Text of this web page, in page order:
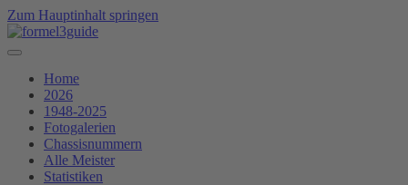
Zum Hauptinhalt springen
Home
2026
1948-2025
Fotogalerien
Chassisnummern
Alle Meister
Statistiken